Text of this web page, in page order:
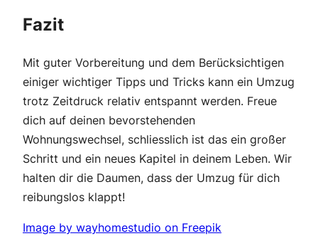
Fazit
Mit guter Vorbereitung und dem Berücksichtigen
einiger wichtiger Tipps und Tricks kann ein Umzug
trotz Zeitdruck relativ entspannt werden. Freue
dich auf deinen bevorstehenden
Wohnungswechsel, schliesslich ist das ein großer
Schritt und ein neues Kapitel in deinem Leben. Wir
halten dir die Daumen, dass der Umzug für dich
reibungslos klappt!
Image by wayhomestudio on Freepik